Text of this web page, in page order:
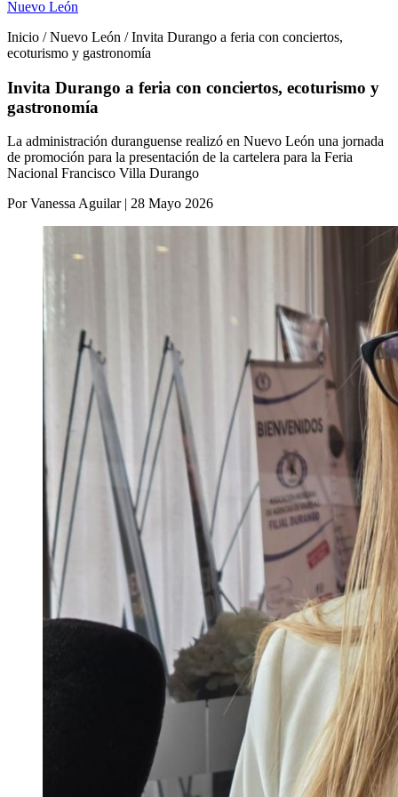
Nuevo León
Inicio / Nuevo León / Invita Durango a feria con conciertos,
ecoturismo y gastronomía
Invita Durango a feria con conciertos, ecoturismo y
gastronomía
La administración duranguense realizó en Nuevo León una jornada
de promoción para la presentación de la cartelera para la Feria
Nacional Francisco Villa Durango
Por Vanessa Aguilar | 28 Mayo 2026